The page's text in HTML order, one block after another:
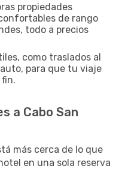
propiedades
de rango
todo a precios
como traslados al
para que tu viaje
a Cabo San
más cerca de lo que
en una sola reserva